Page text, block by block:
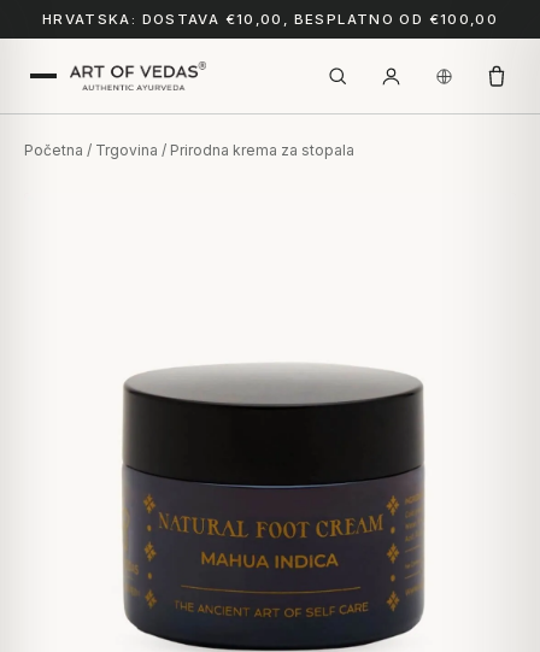
HRVATSKA: DOSTAVA €10,00, BESPLATNO OD €100,00
Početna / Trgovina / Prirodna krema za stopala